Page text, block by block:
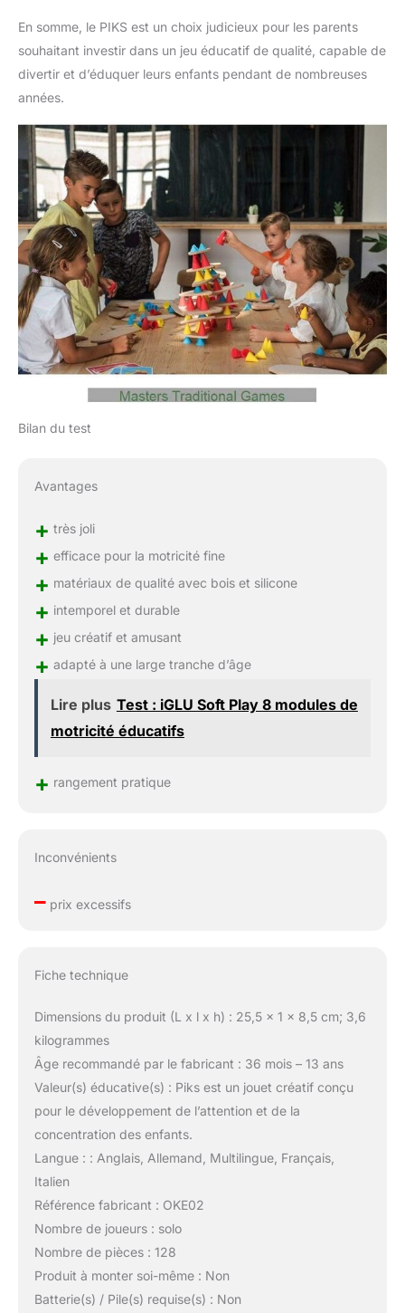
En somme, le PIKS est un choix judicieux pour les parents
souhaitant investir dans un jeu éducatif de qualité, capable de
divertir et d’éduquer leurs enfants pendant de nombreuses
années.
Bilan du test
Avantages
+ très joli
+ efficace pour la motricité fine
+ matériaux de qualité avec bois et silicone
+ intemporel et durable
+ jeu créatif et amusant
+ adapté à une large tranche d’âge
Lire plus Test : iGLU Soft Play 8 modules de
motricité éducatifs
+ rangement pratique
Inconvénients
–prix excessifs
Fiche technique
Dimensions du produit (L x l x h) : 25,5 x 1 x 8,5 cm; 3,6
kilogrammes
Âge recommandé par le fabricant : 36 mois – 13 ans
Valeur(s) éducative(s) : Piks est un jouet créatif conçu
pour le développement de l’attention et de la
concentration des enfants.
Langue : : Anglais, Allemand, Multilingue, Français,
Italien
Référence fabricant : OKE02
Nombre de joueurs : solo
Nombre de pièces : 128
Produit à monter soi-même : Non
Batterie(s) / Pile(s) requise(s) : Non